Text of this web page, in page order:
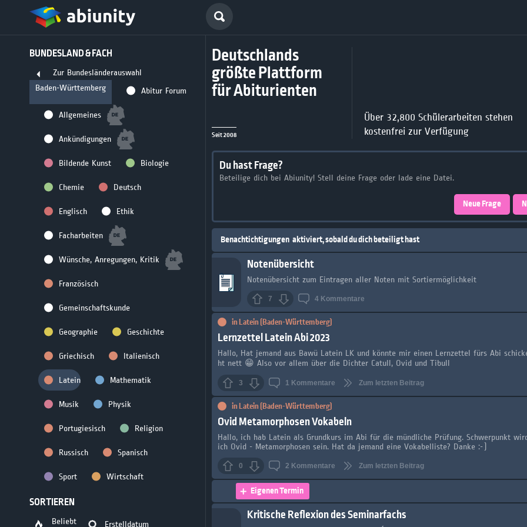
BUNDESLAND & FACH
Zur Bundesländerauswahl
Baden-Württemberg
Abitur Forum
Allgemeines
Ankündigungen
Bildende Kunst Biologie
Chemie Deutsch
Englisch Ethik
Facharbeiten
Wünsche, Anregungen, Kritik
Französisch
Gemeinschaftskunde
Geographie Geschichte
Griechisch Italienisch
Latein Mathematik
Musik Physik
Portugiesisch Religion
Russisch Spanisch
Sport Wirtschaft
SORTIEREN
Beliebt Erstelldatum
Deutschlands
größte Plattform
für Abiturienten
Seit 2008
Über 32,800 Schülerarbeiten stehen
kostenfrei zur Verfügung
Du hast Frage?
Beteilige dich bei Abiunity! Stell deine Frage oder lade eine Datei.
Neue Frage
Benachtichtigungen aktiviert, sobald du dich beteiligt hast
Notenübersicht
Notenübersicht zum Eintragen aller Noten mit Sortiermöglichkeit
7 4 Kommentare
inLatein (Baden-Württemberg)
Lernzettel Latein Abi 2023
Hallo, Hat jemand aus Bawü Latein LK und könnte mir einen Lernzettel fürs Abi
ht nett 😁 Also vor allem über die Dichter Catull, Ovid und Tibull
3 1 Kommentare Zum letzten Beitrag
inLatein (Baden-Württemberg)
Ovid Metamorphosen Vokabeln
Hallo, ich hab Latein als Grundkurs im Abi für die mündliche Prüfung. Schwerpunkt
ich Ovid - Metamorphosen sein. Hat da jemand eine Vokabelliste? Danke :-)
0 2 Kommentare Zum letzten Beitrag
Eigenen Termin
Kritische Reflexion des Seminarfachs